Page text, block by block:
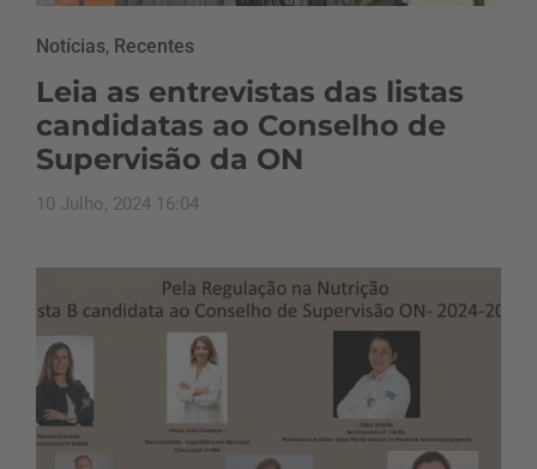
Notícias, Recentes
Leia as entrevistas das listas
candidatas ao Conselho de
Supervisão da ON
10 Julho, 2024 16:04